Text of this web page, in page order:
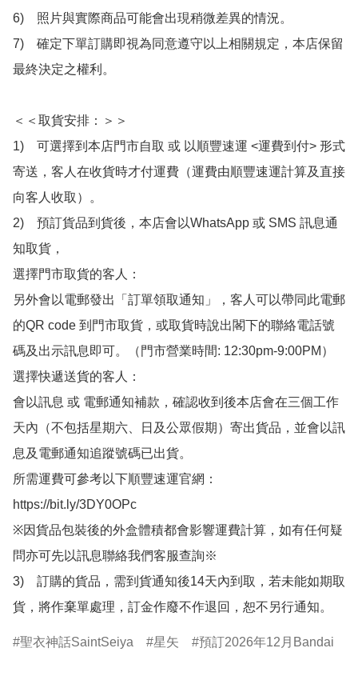
6)　照片與實際商品可能會出現稍微差異的情況。
7)　確定下單訂購即視為同意遵守以上相關規定，本店保留
最終決定之權利。
＜＜取貨安排：＞＞
1)　可選擇到本店門市自取 或 以順豐速運 <運費到付> 形式
寄送，客人在收貨時才付運費（運費由順豐速運計算及直接
向客人收取）。
2)　預訂貨品到貨後，本店會以WhatsApp 或 SMS 訊息通
知取貨，
選擇門市取貨的客人：
另外會以電郵發出「訂單領取通知」，客人可以帶同此電郵
的QR code 到門市取貨，或取貨時說出閣下的聯絡電話號
碼及出示訊息即可。（門市營業時間: 12:30pm-9:00PM）
選擇快遞送貨的客人：
會以訊息 或 電郵通知補款，確認收到後本店會在三個工作
天內（不包括星期六、日及公眾假期）寄出貨品，並會以訊
息及電郵通知追蹤號碼已出貨。
所需運費可參考以下順豐速運官網：
https://bit.ly/3DY0OPc
※因貨品包裝後的外盒體積都會影響運費計算，如有任何疑
問亦可先以訊息聯絡我們客服查詢※
3)　訂購的貨品，需到貨通知後14天內到取，若未能如期取
貨，將作棄單處理，訂金作廢不作退回，恕不另行通知。
聖衣神話SaintSeiya 星矢 預訂2026年12月Bandai